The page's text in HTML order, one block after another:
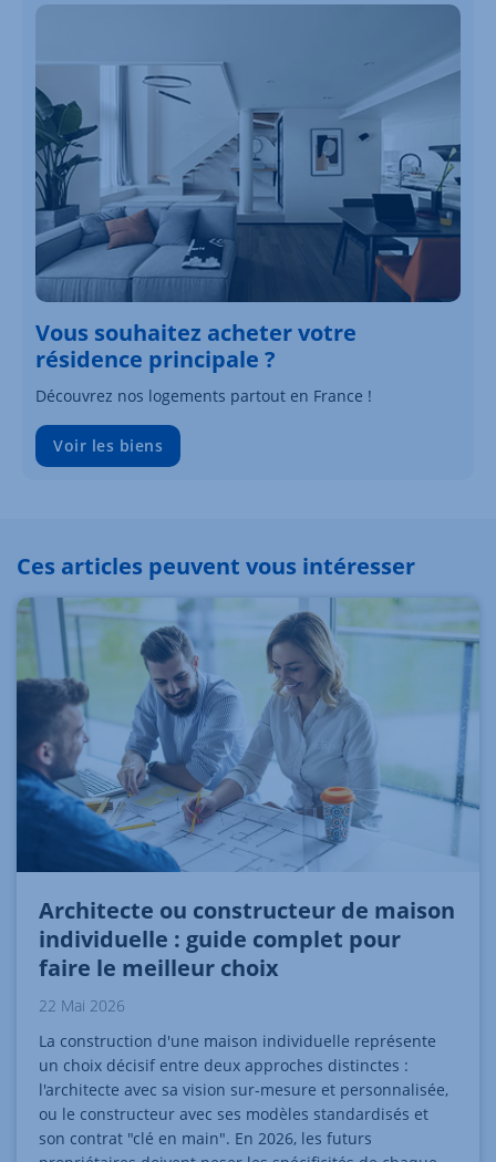
Vous souhaitez acheter votre
résidence principale ?
Découvrez nos logements partout en France !
Voir les biens
Ces articles peuvent vous intéresser
Architecte ou constructeur de maison
individuelle : guide complet pour
faire le meilleur choix
22 Mai 2026
La construction d'une maison individuelle représente
un choix décisif entre deux approches distinctes :
l'architecte avec sa vision sur-mesure et personnalisée,
ou le constructeur avec ses modèles standardisés et
son contrat "clé en main". En 2026, les futurs